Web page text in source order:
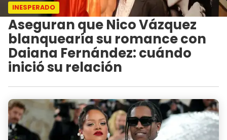
INESPERADO
Aseguran que Nico Vázquez
blanquearía su romance con
Daiana Fernández: cuándo
inició su relación